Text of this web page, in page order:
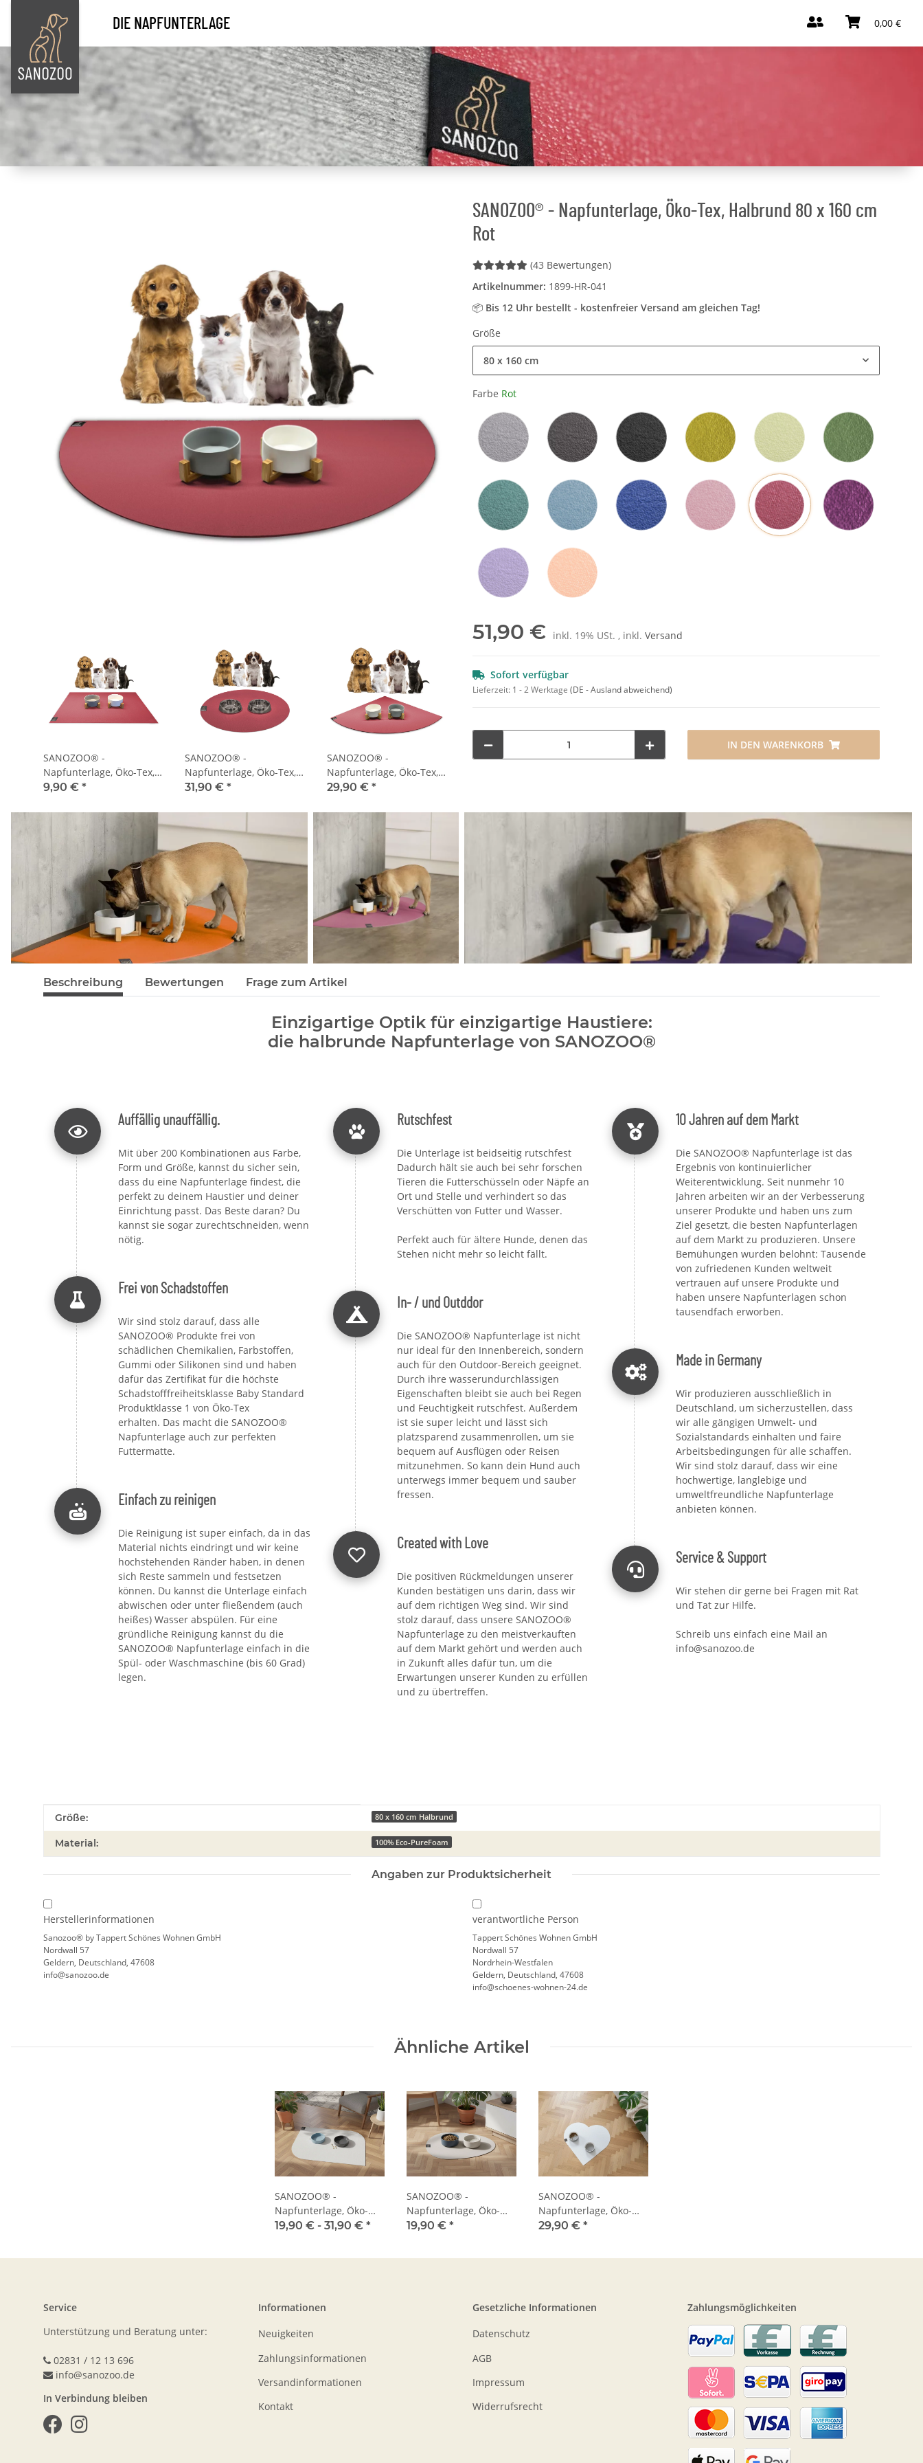
0,00 €
DIE NAPFUNTERLAGE
SANOZOO® -
Napfunterlage, Öko-Tex,
Rechteckig 30 x 40 cm Rot
9,90 € *
SANOZOO® -
Napfunterlage, Öko-Tex,
Rund 60 cm Rot
31,90 €*
SANOZOO® -
Napfunterlage, Öko-Tex,
Eckrund 60 x 60 cm Rot
29,90 € *
SANOZOO® - Napfunterlage, Öko-Tex, Halbrund 80 x 160 cm
Rot
(43 Bewertungen)
Artikelnummer: 1899-HR-041
📦 Bis 12 Uhr bestellt - kostenfreier Versand am gleichen Tag!
Größe
80 x 160 cm
Farbe Rot
Grün
51,90 € inkl. 19% USt. , inkl. Versand
Sofort verfügbar
Lieferzeit: 1 - 2 Werktage (DE - Ausland abweichend)
IN DEN WARENKORB
Beschreibung Bewertungen Frage zum Artikel
Einzigartige Optik für einzigartige Haustiere:
die halbrunde Napfunterlage von SANOZOO®
Auffällig unauffällig.
Mit über 200 Kombinationen aus Farbe,
Form und Größe, kannst du sicher sein,
dass du eine Napfunterlage findest, die
perfekt zu deinem Haustier und deiner
Einrichtung passt. Das Beste daran? Du
kannst sie sogar zurechtschneiden, wenn
nötig.
Frei von Schadstoffen
Wir sind stolz darauf, dass alle
SANOZOO® Produkte frei von
schädlichen Chemikalien, Farbstoffen,
Gummi oder Silikonen sind und haben
dafür das Zertifikat für die höchste
Schadstofffreiheitsklasse Baby Standard
Produktklasse 1 von Öko-Tex
erhalten. Das macht die SANOZOO®
Napfunterlage auch zur perfekten
Futtermatte.
Einfach zu reinigen
Die Reinigung ist super einfach, da in das
Material nichts eindringt und wir keine
hochstehenden Ränder haben, in denen
sich Reste sammeln und festsetzen
können. Du kannst die Unterlage einfach
abwischen oder unter fließendem (auch
heißes) Wasser abspülen. Für eine
gründliche Reinigung kannst du die
SANOZOO® Napfunterlage einfach in die
Spül- oder Waschmaschine (bis 60 Grad)
legen.
Rutschfest
Die Unterlage ist beidseitig rutschfest
Dadurch hält sie auch bei sehr forschen
Tieren die Futterschüsseln oder Näpfe an
Ort und Stelle und verhindert so das
Verschütten von Futter und Wasser.
Perfekt auch für ältere Hunde, denen das
Stehen nicht mehr so leicht fällt.
In- / und Outddor
Die SANOZOO® Napfunterlage ist nicht
nur ideal für den Innenbereich, sondern
auch für den Outdoor-Bereich geeignet.
Durch ihre wasserundurchlässigen
Eigenschaften bleibt sie auch bei Regen
und Feuchtigkeit rutschfest. Außerdem
ist sie super leicht und lässt sich
platzsparend zusammenrollen, um sie
bequem auf Ausflügen oder Reisen
mitzunehmen. So kann dein Hund auch
unterwegs immer bequem und sauber
fressen.
Created with Love
Die positiven Rückmeldungen unserer
Kunden bestätigen uns darin, dass wir
auf dem richtigen Weg sind. Wir sind
stolz darauf, dass unsere SANOZOO®
Napfunterlage zu den meistverkauften
auf dem Markt gehört und werden auch
in Zukunft alles dafür tun, um die
Erwartungen unserer Kunden zu erfüllen
und zu übertreffen.
10 Jahren auf dem Markt
Die SANOZOO® Napfunterlage ist das
Ergebnis von kontinuierlicher
Weiterentwicklung. Seit nunmehr 10
Jahren arbeiten wir an der Verbesserung
unserer Produkte und haben uns zum
Ziel gesetzt, die besten Napfunterlagen
auf dem Markt zu produzieren. Unsere
Bemühungen wurden belohnt: Tausende
von zufriedenen Kunden weltweit
vertrauen auf unsere Produkte und
haben unsere Napfunterlagen schon
tausendfach erworben.
Made in Germany
Wir produzieren ausschließlich in
Deutschland, um sicherzustellen, dass
wir alle gängigen Umwelt- und
Sozialstandards einhalten und faire
Arbeitsbedingungen für alle schaffen.
Wir sind stolz darauf, dass wir eine
hochwertige, langlebige und
umweltfreundliche Napfunterlage
anbieten können.
Service & Support
Wir stehen dir gerne bei Fragen mit Rat
und Tat zur Hilfe.
Schreib uns einfach eine Mail an
info@sanozoo.de
Produkteigenschaft
Wert
Größe: 80 x 160 cm Halbrund
Material: 100% Eco-PureFoam
Angaben zur Produktsicherheit
Herstellerinformationen
Sanozoo® by Tappert Schönes Wohnen GmbH
Nordwall 57
Geldern, Deutschland, 47608
info@sanozoo.de
verantwortliche Person
Tappert Schönes Wohnen GmbH
Nordwall 57
Nordrhein-Westfalen
Geldern, Deutschland, 47608
info@schoenes-wohnen-24.de
Ähnliche Artikel
SANOZOO® -
Napfunterlage, Öko-
Tex, Blatt
19,90 € - 31,90 € *
SANOZOO® -
Napfunterlage, Öko-
Tex, Tropfen
19,90 € *
SANOZOO® -
Napfunterlage, Öko-
Tex, Herz
29,90 € *
Service
Unterstützung und Beratung unter:
02831 / 12 13 696
info@sanozoo.de
In Verbindung bleiben
Informationen
Neuigkeiten
Zahlungsinformationen
Versandinformationen
Kontakt
Gesetzliche Informationen
Datenschutz
AGB
Impressum
Widerrufsrecht
Zahlungsmöglichkeiten